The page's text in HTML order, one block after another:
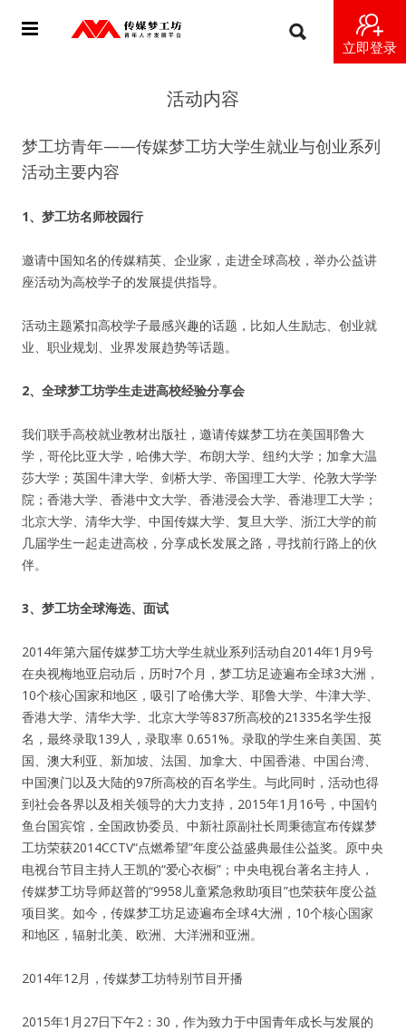
立即登录
导师
梦之星
视频
纪录片1 梦想开始的地方
纪录片3 我们都是青年偶像
活动
往届
逐梦2014
辉煌2013
精彩2012
梦工坊圈
人脉圈
信息圈
活动内容
梦工坊青年——传媒梦工坊大学生就业与创业系列
活动主要内容
1、梦工坊名师校园行
邀请中国知名的传媒精英、企业家，走进全球高校，举办公益讲
座活动为高校学子的发展提供指导。
活动主题紧扣高校学子最感兴趣的话题，比如人生励志、创业就
业、职业规划、业界发展趋势等话题。
2、全球梦工坊学生走进高校经验分享会
我们联手高校就业教材出版社，邀请传媒梦工坊在美国耶鲁大
学，哥伦比亚大学，哈佛大学、布朗大学、纽约大学；加拿大温
莎大学；英国牛津大学、剑桥大学、帝国理工大学、伦敦大学学
院；香港大学、香港中文大学、香港浸会大学、香港理工大学；
北京大学、清华大学、中国传媒大学、复旦大学、浙江大学的前
几届学生一起走进高校，分享成长发展之路，寻找前行路上的伙
伴。
3、梦工坊全球海选、面试
2014年第六届传媒梦工坊大学生就业系列活动自2014年1月9号
在央视梅地亚启动后，历时7个月，梦工坊足迹遍布全球3大洲，
10个核心国家和地区，吸引了哈佛大学、耶鲁大学、牛津大学、
香港大学、清华大学、北京大学等837所高校的21335名学生报
名，最终录取139人，录取率 0.651%。录取的学生来自美国、英
国、澳大利亚、新加坡、法国、加拿大、中国香港、中国台湾、
中国澳门以及大陆的97所高校的百名学生。与此同时，活动也得
到社会各界以及相关领导的大力支持，2015年1月16号，中国钓
鱼台国宾馆，全国政协委员、中新社原副社长周秉德宣布传媒梦
工坊荣获2014CCTV“点燃希望”年度公益盛典最佳公益奖。原中央
电视台节目主持人王凯的“爱心衣橱”；中央电视台著名主持人，
传媒梦工坊导师赵普的“9958儿童紧急救助项目”也荣获年度公益
项目奖。如今，传媒梦工坊足迹遍布全球4大洲，10个核心国家
和地区，辐射北美、欧洲、大洋洲和亚洲。
2014年12月，传媒梦工坊特别节目开播
2015年1月27日下午2：30，作为致力于中国青年成长与发展的